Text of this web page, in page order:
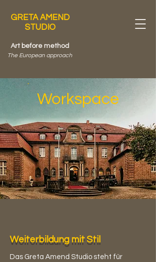
GRETA AMEND
STUDIO
Art before method
The European approach
Workspace
Weiterbildung mit Stil
Das Greta Amend Studio steht für